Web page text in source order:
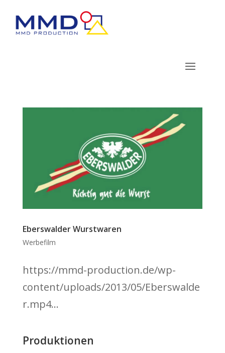
Eberswalder Wurstwaren
Werbefilm
https://mmd-production.de/wp-
content/uploads/2013/05/Eberswalde
r.mp4...
Produktionen